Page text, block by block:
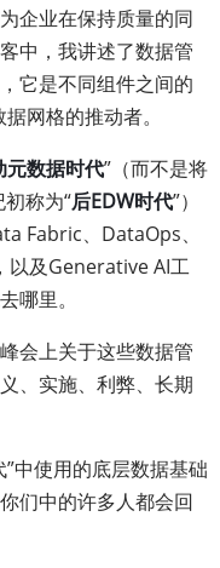
企业在保持质量的同
中，我讲述了数据管
它是不同组件之间的
网格的推动者。
元数据时代”（而不是将
称为“后EDW时代”）
Fabric、DataOps、
以及Generative AI工
哪里。
会上关于这些数据管
、实施、利弊、长期
中使用的底层数据基础
们中的许多人都会回